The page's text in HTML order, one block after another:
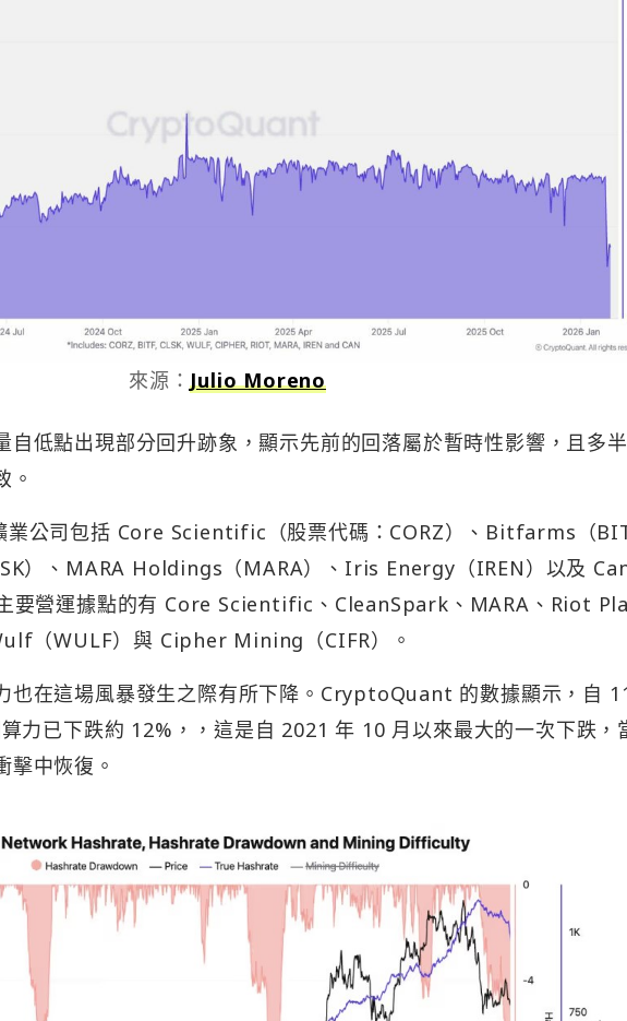
來源：Julio Moreno
自低點出現部分回升跡象，顯示先前的回落屬於暫時性影響，且多
。
公司包括 Core Scientific（股票代碼：CORZ）、Bitfarms（
）、MARA Holdings（MARA）、Iris Energy（IREN）以及
主要營運據點的有 Core Scientific、CleanSpark、MARA、Riot
（WULF）與 Cipher Mining（CIFR）。
也在這場風暴發生之際有所下降。CryptoQuant 的數據顯示，自
力已下跌約 12%，，這是自 2021 年 10 月以來最大的一次下跌，
擊中恢復。